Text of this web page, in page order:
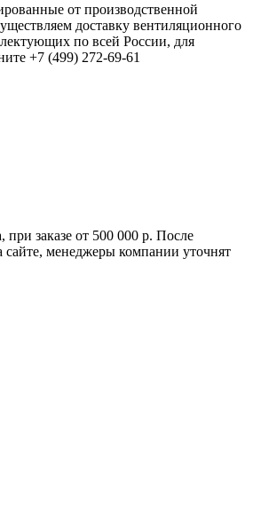
от производственной
доставку вентиляционного
по всей России, для
+7 (499) 272-69-61
при заказе от 500 000 р. После
сайте, менеджеры компании уточнят